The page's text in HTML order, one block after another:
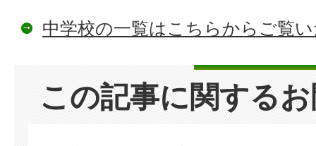
中学校の一覧はこちらからご覧
この記事に関する